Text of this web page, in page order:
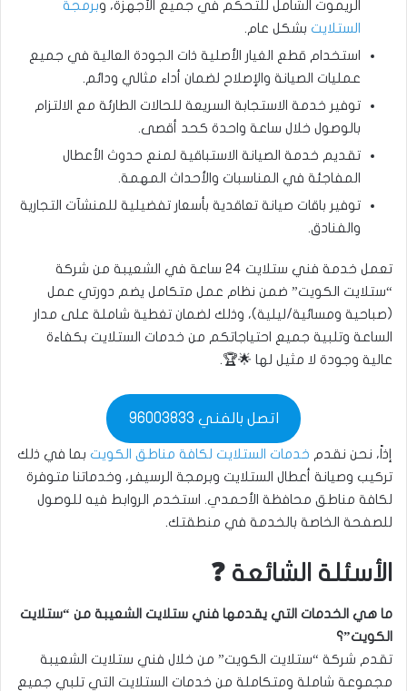
الريموت الشامل للتحكم في جميع الأجهزة، وبرمجة
الستلايت بشكل عام.
استخدام قطع الغيار الأصلية ذات الجودة العالية في جميع
عمليات الصيانة والإصلاح لضمان أداء مثالي ودائم.
توفير خدمة الاستجابة السريعة للحالات الطارئة مع الالتزام
بالوصول خلال ساعة واحدة كحد أقصى.
تقديم خدمة الصيانة الاستباقية لمنع حدوث الأعطال
المفاجئة في المناسبات والأحداث المهمة.
توفير باقات صيانة تعاقدية بأسعار تفضيلية للمنشآت التجارية
والفنادق.
تعمل خدمة فني ستلايت ٢٤ ساعة في الشعيبة من شركة
“ستلايت الكويت” ضمن نظام عمل متكامل يضم دورتي عمل
(صباحية ومسائية/ليلية)، وذلك لضمان تغطية شاملة على مدار
الساعة وتلبية جميع احتياجاتكم من خدمات الستلايت بكفاءة
عالية وجودة لا مثيل لها 🌟🏆.
اتصل بالفني 96003833
إذاً، نحن نقدم خدمات الستلايت لكافة مناطق الكويت بما في ذلك
تركيب وصيانة أعطال الستلايت وبرمجة الرسيفر، وخدماتنا متوفرة
لكافة مناطق محافظة الأحمدي. استخدم الروابط فيه للوصول
للصفحة الخاصة بالخدمة في منطقتك.
الأسئلة الشائعة ❓
ما هي الخدمات التي يقدمها فني ستلايت الشعيبة من “ستلايت
الكويت”؟
تقدم شركة “ستلايت الكويت” من خلال فني ستلايت الشعيبة
مجموعة شاملة ومتكاملة من خدمات الستلايت التي تلبي جميع